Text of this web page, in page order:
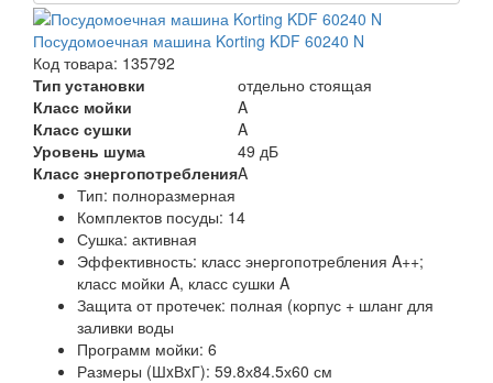
Посудомоечная машина Korting KDF 60240 N
Код товара: 135792
Тип установки
отдельно стоящая
Класс мойки
A
Класс сушки
A
Уровень шума
49 дБ
Класс энергопотребленияA
Тип: полноразмерная
Комплектов посуды: 14
Сушка: активная
Эффективность: класс энергопотребления A++;
класс мойки A, класс сушки A
Защита от протечек: полная (корпус + шланг для
заливки воды
Программ мойки: 6
Размеры (ШxВxГ): 59.8х84.5х60 см